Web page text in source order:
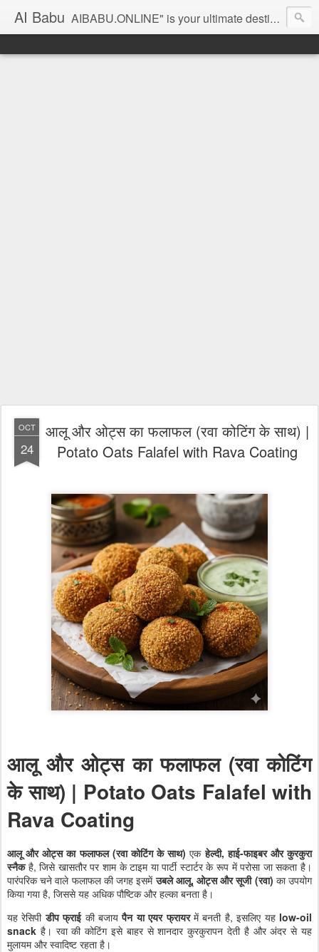
AI Babu AIBABU.ONLINE" is your ultimate destination for authentic and easy-to-follow Indian vegetarian recipes in Hindi. Our collection includes a wide variety of dishes, from classic regional curries and sabzis to popular street food, healthy snacks, and festive sweets. Each recipe is detailed with step-by-step instructions, ensuring that even beginners can cook delicious, home-style meals with confidence. Explore our categories like breakfast recipes, quick dinner ideas, special festival dishes HINDI
OCT
24
आलू और ओट्स का फलाफल (रवा कोटिंग के साथ) |
Potato Oats Falafel with Rava Coating
आलू और ओट्स का फलाफल (रवा कोटिंग
के साथ) | Potato Oats Falafel with
Rava Coating
आलू और ओट्स का फलाफल (रवा कोटिंग के साथ) एकहेल्दी, हाई-फाइबर और कुरकुरा
स्नैकहै, जिसे खासतौर पर शाम के टाइम या पार्टी स्टार्टर के रूप में परोसा जा सकता है।
पारंपरिक चने वाले फलाफल की जगह इसमेंउबले आलू, ओट्स और सूजी (रवा) का उपयोग
किया गया है, जिससे यह अधिक पौष्टिक और हल्का बनता है।
यह रेसिपीडीप फ्राईकी बजायपैन या एयर फ्रायरमें बनती है, इसलिए यह low-oil
snack है। रवा की कोटिंग इसे बाहर से शानदार कुरकुरापन देती है और अंदर से यह
मुलायम और स्वादिष्ट रहता है।